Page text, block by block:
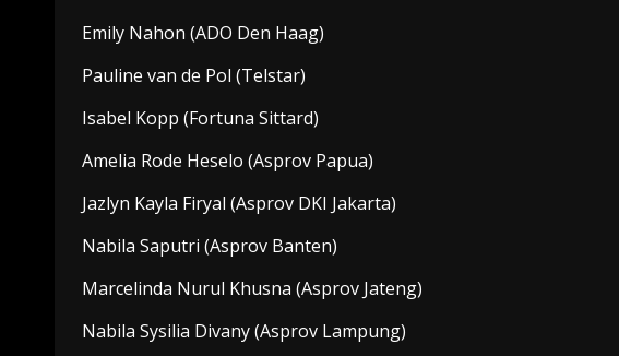
Emily Nahon (ADO Den Haag)
Pauline van de Pol (Telstar)
Isabel Kopp (Fortuna Sittard)
Amelia Rode Heselo (Asprov Papua)
Jazlyn Kayla Firyal (Asprov DKI Jakarta)
Nabila Saputri (Asprov Banten)
Marcelinda Nurul Khusna (Asprov Jateng)
Nabila Sysilia Divany (Asprov Lampung)